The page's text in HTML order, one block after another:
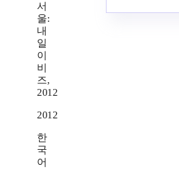
서
울:
내
일
이
비
즈,
2012
2012
한
국
어